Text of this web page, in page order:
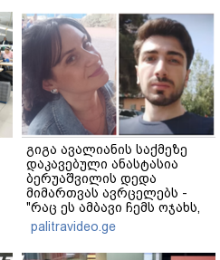
გიგა ავალიანის საქმეზე
დაკავებული ანასტასია
ბერუაშვილის დედა
მიმართვას ავრცელებს -
"რაც ეს ამბავი ჩემს ოჯახს,
ჩემს ანასტასიას გადახდა
თავს, მის მერე მე მე არ
ვარ"
palitravideo.ge